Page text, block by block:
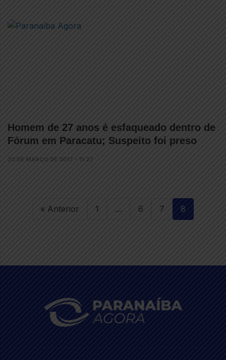
Homem de 27 anos é esfaqueado dentro de
Fórum em Paracatu; Suspeito foi preso
20 DE MARÇO DE 2017 • 11:27
« Anterior 1 … 6 7 8